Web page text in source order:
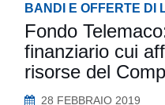
BANDI E OFFERTE DI
Fondo
finanziario cui
risorse del
28 FEBBRAIO 2019